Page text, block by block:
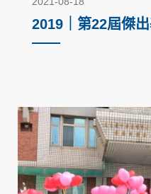
2019｜第22屆傑
回饋社會公益活動